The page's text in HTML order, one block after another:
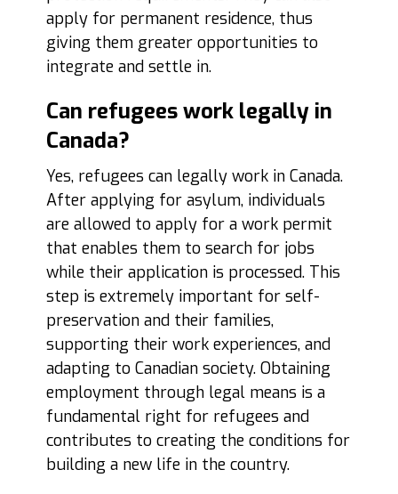
apply for permanent residence, thus
giving them greater opportunities to
integrate and settle in.
Can refugees work legally in
Canada?
Yes, refugees can legally work in Canada.
After applying for asylum, individuals
are allowed to apply for a work permit
that enables them to search for jobs
while their application is processed. This
step is extremely important for self-
preservation and their families,
supporting their work experiences, and
adapting to Canadian society. Obtaining
employment through legal means is a
fundamental right for refugees and
contributes to creating the conditions for
building a new life in the country.